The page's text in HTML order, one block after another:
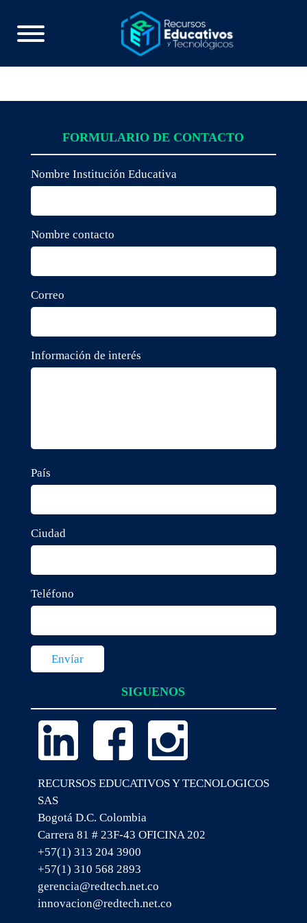
FORMULARIO DE CONTACTO
Nombre Institución Educativa
Nombre contacto
Correo
Información de interés
País
Ciudad
Teléfono
SIGUENOS
RECURSOS EDUCATIVOS Y TECNOLOGICOS
SAS
Bogotá D.C. Colombia
Carrera 81 # 23F-43 OFICINA 202
+57(1) 313 204 3900
+57(1) 310 568 2893
gerencia@redtech.net.co
innovacion@redtech.net.co